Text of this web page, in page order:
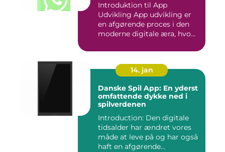
Introduktion til App
Udvikling App udvikling er
en afgørende proces i den
moderne digitale æra, hvo...
14. jan
Danske Spil App: En yderst
omfattende dykke ned i
spilverdenen
Introduction: Den digitale
tidsalder har ændret vores
måde at leve på og har også
haft en afgørende...